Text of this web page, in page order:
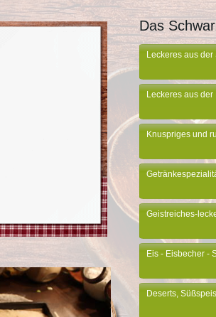
Das
Leckeres aus
Leckeres aus
Knuspriges und
Geistreiches-
Eis - Eisbecher -
Deserts,